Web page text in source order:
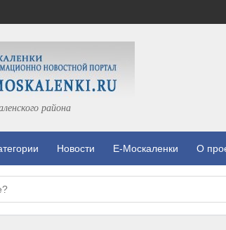
района
Новости E-Москаленки О